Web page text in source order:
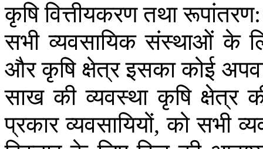
कृषि वित्तीयकरण तथा रूपांतरण:
सभी व्यवसायिक संस्थाओं के
और कृषि क्षेत्र इसका कोई
साख की व्यवस्था कृषि क्षेत्र
प्रकार व्यवसायियों,को सभी